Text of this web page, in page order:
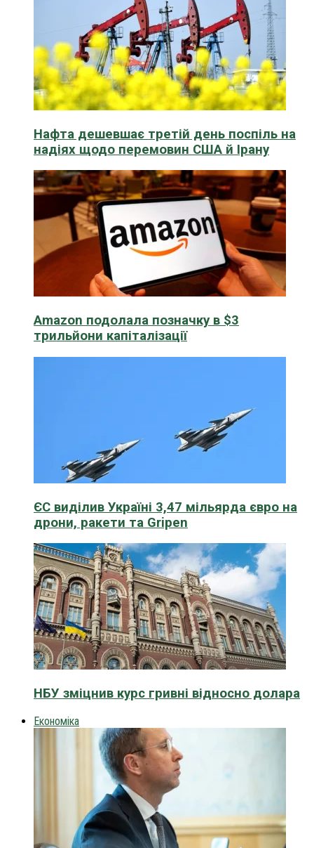
Нафта дешевшає третій день поспіль на
надіях щодо перемовин США й Ірану
Amazon подолала позначку в $3
трильйони капіталізації
ЄС виділив Україні 3,47 мільярда євро на
дрони, ракети та Gripen
НБУ зміцнив курс гривні відносно долара
Економіка